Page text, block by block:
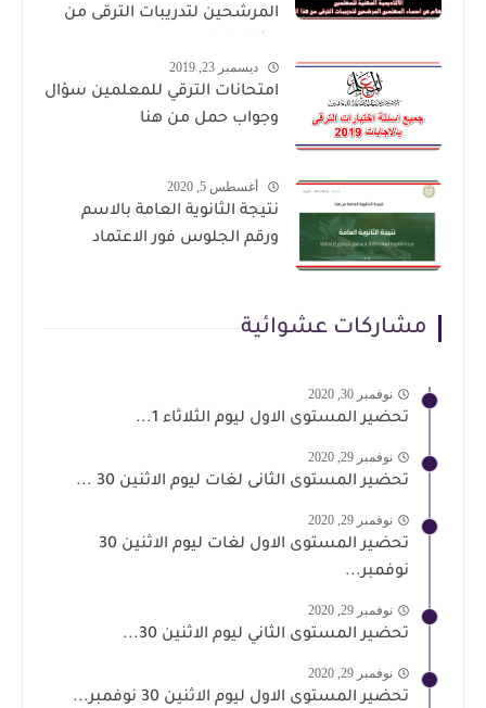
المرشحين لتدريبات الترقى من
ديسمبر 23, 2019
امتحانات الترقي للمعلمين سؤال
وجواب حمل من هنا
أغسطس 5, 2020
نتيجة الثانوية العامة بالاسم
ورقم الجلوس فور الاعتماد
مشاركات عشوائية
نوفمبر 30, 2020
تحضير المستوى الاول ليوم الثلاثاء 1...
نوفمبر 29, 2020
تحضير المستوى الثانى لغات ليوم الاثنين 30 ...
نوفمبر 29, 2020
تحضير المستوى الاول لغات ليوم الاثنين 30
نوفمبر...
نوفمبر 29, 2020
تحضير المستوى الثاني ليوم الاثنين 30...
نوفمبر 29, 2020
تحضير المستوى الاول ليوم الاثنين 30 نوفمبر...